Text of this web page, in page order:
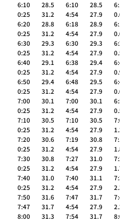
6:10	28.5 	6:10	28.5 	6:10	28.4
6:20	28.8 	6:18	28.9 	6:11	28.5
6:30	29.3 	6:30	29.3 	6:21	28.8
6:40	29.1 	6:38	29.4 	6:40	29.1
6:50	29.4 	6:48	29.5 	6:41	29.1
7:00	30.1 	7:00	30.1 	6:51	29.4
7:10	30.5 	7:10	30.5 	7:04	30.0
7:20	30.6 	7:19	30.8 	7:15	30.5
7:30	30.8 	7:27	31.0 	7:24	30.5
7:40	31.0 	7:40	31.1 	7:31	30.7
7:50	31.6 	7:47	31.7 	7:42	30.9
8:00	31.3 	7:54	31.7 	8:00	31.2